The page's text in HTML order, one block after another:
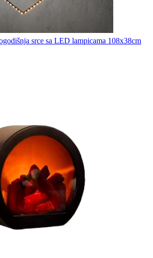
srce sa LED lampicama 108x38cm